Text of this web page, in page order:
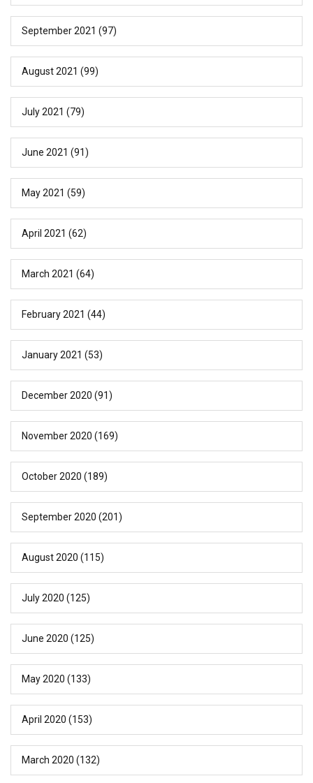
September 2021 (97)
August 2021 (99)
July 2021 (79)
June 2021 (91)
May 2021 (59)
April 2021 (62)
March 2021 (64)
February 2021 (44)
January 2021 (53)
December 2020 (91)
November 2020 (169)
October 2020 (189)
September 2020 (201)
August 2020 (115)
July 2020 (125)
June 2020 (125)
May 2020 (133)
April 2020 (153)
March 2020 (132)